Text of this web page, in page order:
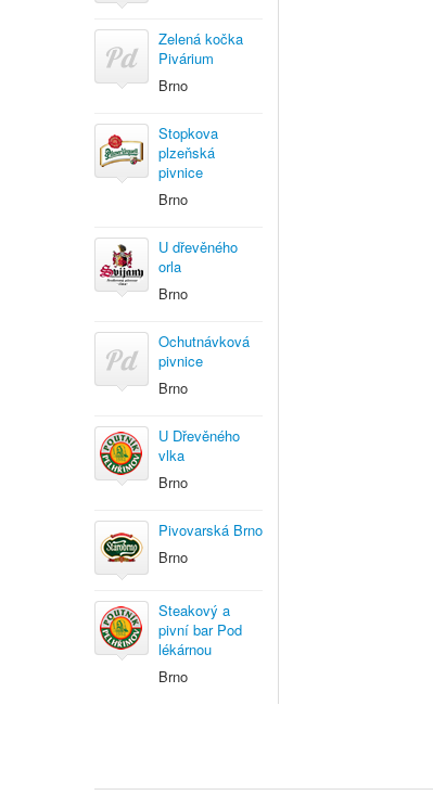
Zelená kočka
Pivárium
Brno
Stopkova
plzeňská
pivnice
Brno
U dřevěného
orla
Brno
Ochutnávková
pivnice
Brno
U Dřevěného
vlka
Brno
Pivovarská Brno
Brno
Steakový a
pivní bar Pod
lékárnou
Brno